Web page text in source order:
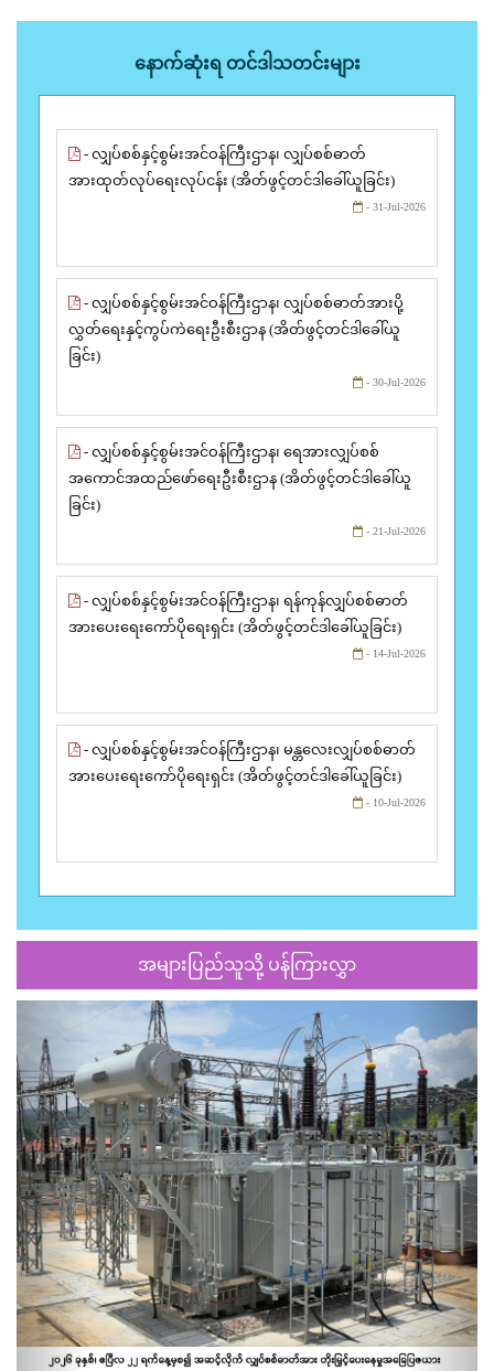
နောက်ဆုံးရ တင်ဒါသတင်းများ
- လျှပ်စစ်နှင့်စွမ်းအင်ဝန်ကြီးဌာန၊ လျှပ်စစ်ဓာတ်
အားထုတ်လုပ်ရေးလုပ်ငန်း (အိတ်ဖွင့်တင်ဒါခေါ်ယူခြင်း)
- 31-Jul-2026
- လျှပ်စစ်နှင့်စွမ်းအင်ဝန်ကြီးဌာန၊ လျှပ်စစ်ဓာတ်အားပို့
လွှတ်ရေးနှင့်ကွပ်ကဲရေးဦးစီးဌာန (အိတ်ဖွင့်တင်ဒါခေါ်ယူ
ခြင်း)
- 30-Jul-2026
- လျှပ်စစ်နှင့်စွမ်းအင်ဝန်ကြီးဌာန၊ ရေအားလျှပ်စစ်
အကောင်အထည်ဖော်ရေးဦးစီးဌာန (အိတ်ဖွင့်တင်ဒါခေါ်ယူ
ခြင်း)
- 21-Jul-2026
- လျှပ်စစ်နှင့်စွမ်းအင်ဝန်ကြီးဌာန၊ ရန်ကုန်လျှပ်စစ်ဓာတ်
အားပေးရေးကော်ပိုရေးရှင်း (အိတ်ဖွင့်တင်ဒါခေါ်ယူခြင်း)
- 14-Jul-2026
- လျှပ်စစ်နှင့်စွမ်းအင်ဝန်ကြီးဌာန၊ မန္တလေးလျှပ်စစ်ဓာတ်
အားပေးရေးကော်ပိုရေးရှင်း (အိတ်ဖွင့်တင်ဒါခေါ်ယူခြင်း)
- 10-Jul-2026
အများပြည်သူသို့ ပန်ကြားလွှာ
Previous